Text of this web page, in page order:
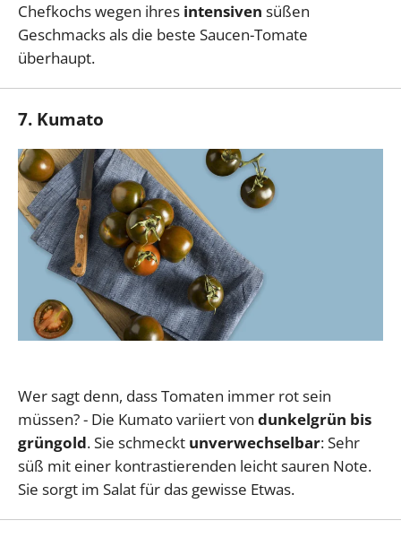
Chefkochs wegen ihres intensiven süßen
Geschmacks als die beste Saucen-Tomate
überhaupt.
7. Kumato
Wer sagt denn, dass Tomaten immer rot sein
müssen? - Die Kumato variiert von dunkelgrün bis
grüngold. Sie schmeckt unverwechselbar: Sehr
süß mit einer kontrastierenden leicht sauren Note.
Sie sorgt im Salat für das gewisse Etwas.